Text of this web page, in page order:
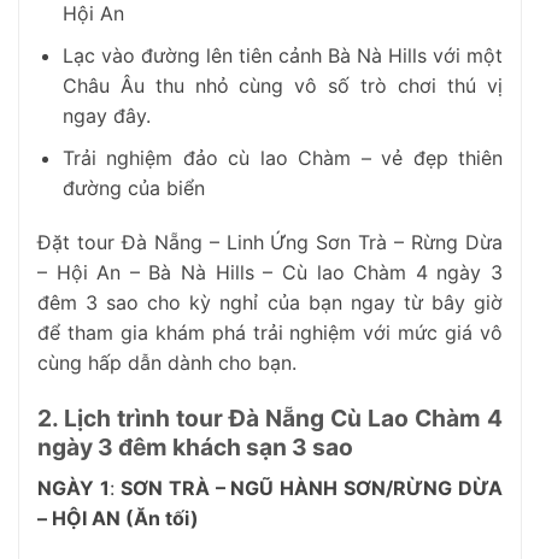
Hội An
Lạc vào đường lên tiên cảnh Bà Nà Hills với một
Châu Âu thu nhỏ cùng vô số trò chơi thú vị
ngay đây.
Trải nghiệm đảo cù lao Chàm – vẻ đẹp thiên
đường của biển
Đặt tour Đà Nẵng – Linh Ứng Sơn Trà – Rừng Dừa
– Hội An – Bà Nà Hills – Cù lao Chàm 4 ngày 3
đêm 3 sao cho kỳ nghỉ của bạn ngay từ bây giờ
để tham gia khám phá trải nghiệm với mức giá vô
cùng hấp dẫn dành cho bạn.
2. Lịch trình tour Đà Nẵng Cù Lao Chàm 4
ngày 3 đêm khách sạn 3 sao
NGÀY 1: SƠN TRÀ – NGŨ HÀNH SƠN/RỪNG DỪA
– HỘI AN (Ăn tối)